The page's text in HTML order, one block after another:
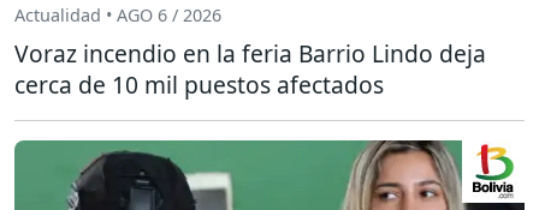
Actualidad • AGO 6 / 2026
Voraz incendio en la feria Barrio Lindo deja
cerca de 10 mil puestos afectados